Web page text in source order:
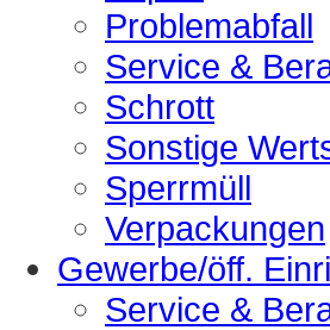
Problemabfall
Service &
Schrott
Sonstige
Sperrmüll
Verpackungen
Gewerbe/öff.
Service &